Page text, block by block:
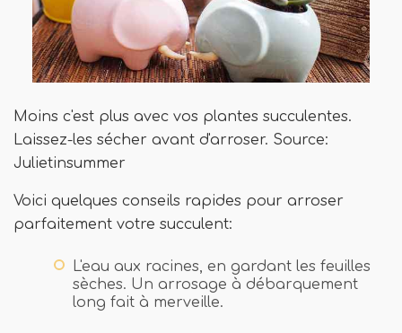
Moins c'est plus avec vos plantes succulentes.
Laissez-les sécher avant d'arroser. Source:
Julietinsummer
Voici quelques conseils rapides pour arroser
parfaitement votre succulent:
L'eau aux racines, en gardant les feuilles
sèches. Un arrosage à débarquement
long fait à merveille.